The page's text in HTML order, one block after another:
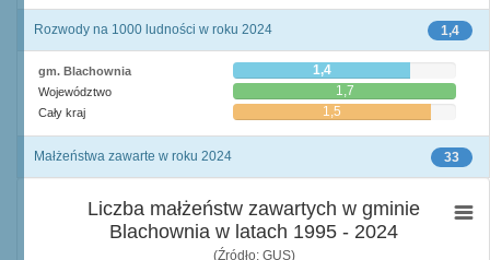
1,4
Rozwody na 1000 ludności w roku 2024
gm. Blachownia 1,4
Województwo 1,7
Cały kraj 1,5
33
Małżeństwa zawarte w roku 2024
Liczba małżeństw zawartych w gminie
Blachownia w latach 1995 - 2024
(Źródło: GUS)